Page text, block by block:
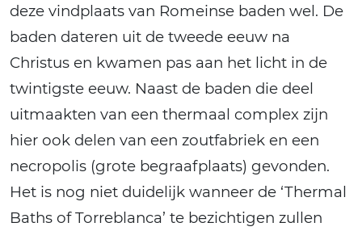
deze vindplaats van Romeinse baden wel. De
baden dateren uit de tweede eeuw na
Christus en kwamen pas aan het licht in de
twintigste eeuw. Naast de baden die deel
uitmaakten van een thermaal complex zijn
hier ook delen van een zoutfabriek en een
necropolis (grote begraafplaats) gevonden.
Het is nog niet duidelijk wanneer de ‘Thermal
Baths of Torreblanca’ te bezichtigen zullen